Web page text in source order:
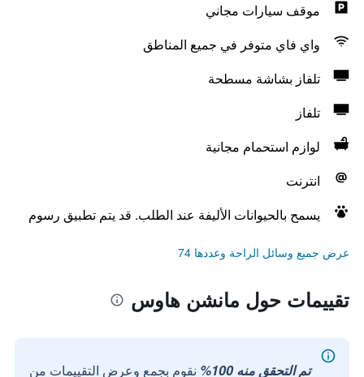
موقف سيارات مجاني
واي فاي متوفر في جميع المناطق
تلفاز بشاشة مسطحة
تلفاز
لوازم استحمام مجانية
انترنت
يسمح بالحيوانات الأليفة عند الطلب. قد يتم تطبيق رسوم
عرض جميع وسائل الراحة وعددها 74
تقييمات حول مانشن هاوس
تم التحقق منه 100% نقوم بجمع وعرض التقييمات من